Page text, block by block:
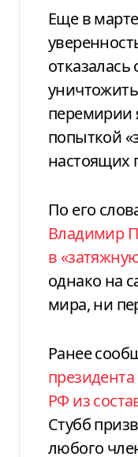
Еще в
перемирии
попыткой
настоящих
По его
Владимир
в
однако на
мира, ни
Ранее
РФ из
Стубб
любого